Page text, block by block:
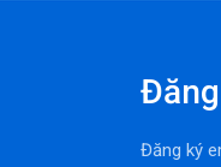
Đăng ký